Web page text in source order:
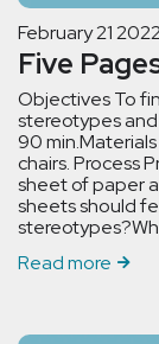
February 21
Five
Objectives To
stereotypes
90
chairs. Process
sheet of paper
sheets should
Read more